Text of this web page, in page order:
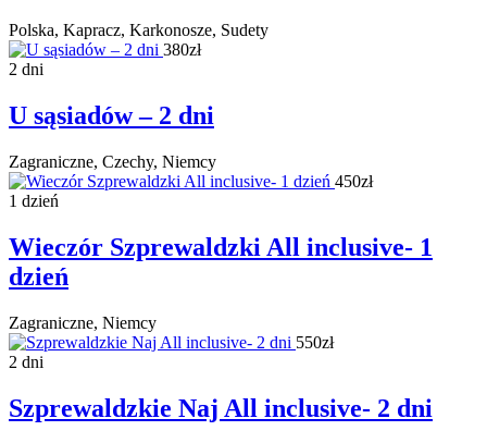
Polska, Kapracz, Karkonosze, Sudety
380zł
2 dni
U sąsiadów – 2 dni
Zagraniczne, Czechy, Niemcy
450zł
1 dzień
Wieczór Szprewaldzki All inclusive- 1
dzień
Zagraniczne, Niemcy
550zł
2 dni
Szprewaldzkie Naj All inclusive- 2 dni